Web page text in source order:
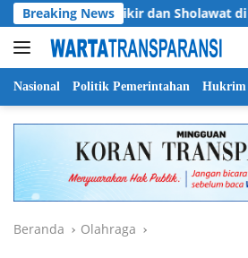
Langsung
ke
konten
Breaking News
Dzikir dan Sholawat di
Nasional Politik Pemerintahan Hukrim
Beranda Olahraga